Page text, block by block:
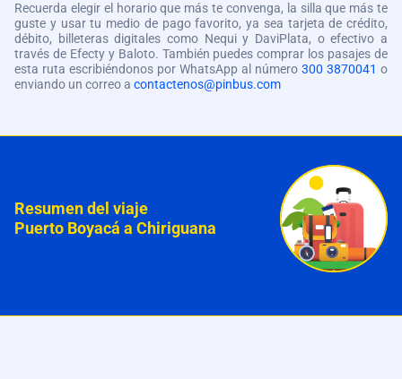
Recuerda elegir el horario que más te convenga, la silla que más te
guste y usar tu medio de pago favorito, ya sea tarjeta de crédito,
débito, billeteras digitales como Nequi y DaviPlata, o efectivo a
través de Efecty y Baloto. También puedes comprar los pasajes de
esta ruta escribiéndonos por WhatsApp al número 300 3870041 o
enviando un correo a contactenos@pinbus.com
Resumen del viaje
Puerto Boyacá a Chiriguana